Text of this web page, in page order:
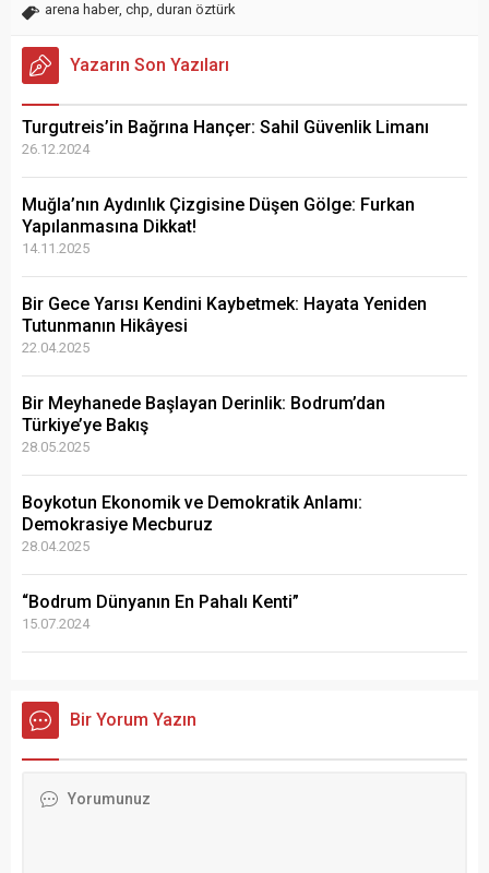
arena haber, chp, duran öztürk
Yazarın Son Yazıları
Turgutreis’in Bağrına Hançer: Sahil Güvenlik Limanı
26.12.2024
Muğla’nın Aydınlık Çizgisine Düşen Gölge: Furkan
Yapılanmasına Dikkat!
14.11.2025
Bir Gece Yarısı Kendini Kaybetmek: Hayata Yeniden
Tutunmanın Hikâyesi
22.04.2025
Bir Meyhanede Başlayan Derinlik: Bodrum’dan
Türkiye’ye Bakış
28.05.2025
Boykotun Ekonomik ve Demokratik Anlamı:
Demokrasiye Mecburuz
28.04.2025
“Bodrum Dünyanın En Pahalı Kenti”
15.07.2024
Bir Yorum Yazın